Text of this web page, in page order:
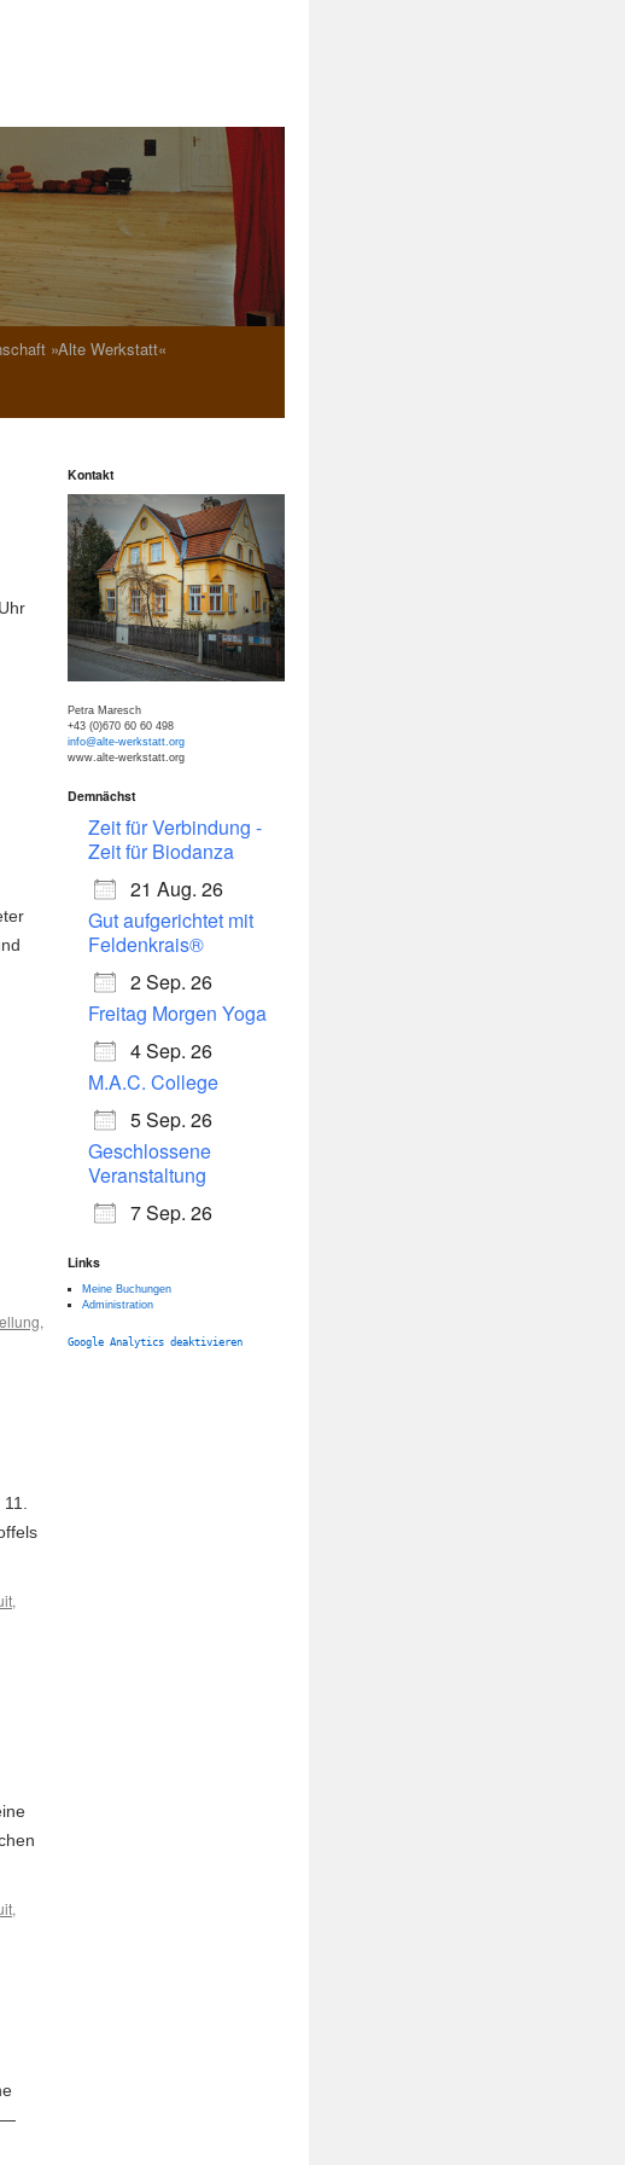
»Alte Werkstatt«
,
,
,
—
Kontakt
Petra Maresch
+43 (0)670 60 60 498
info@alte-werkstatt.org
www.alte-werkstatt.org
Demnächst
Zeit für Verbindung -
Zeit für Biodanza
21 Aug. 26
Gut aufgerichtet mit
Feldenkrais®
2 Sep. 26
Freitag Morgen Yoga
4 Sep. 26
M.A.C. College
5 Sep. 26
Geschlossene
Veranstaltung
7 Sep. 26
Links
Meine Buchungen
Administration
Google Analytics deaktivieren